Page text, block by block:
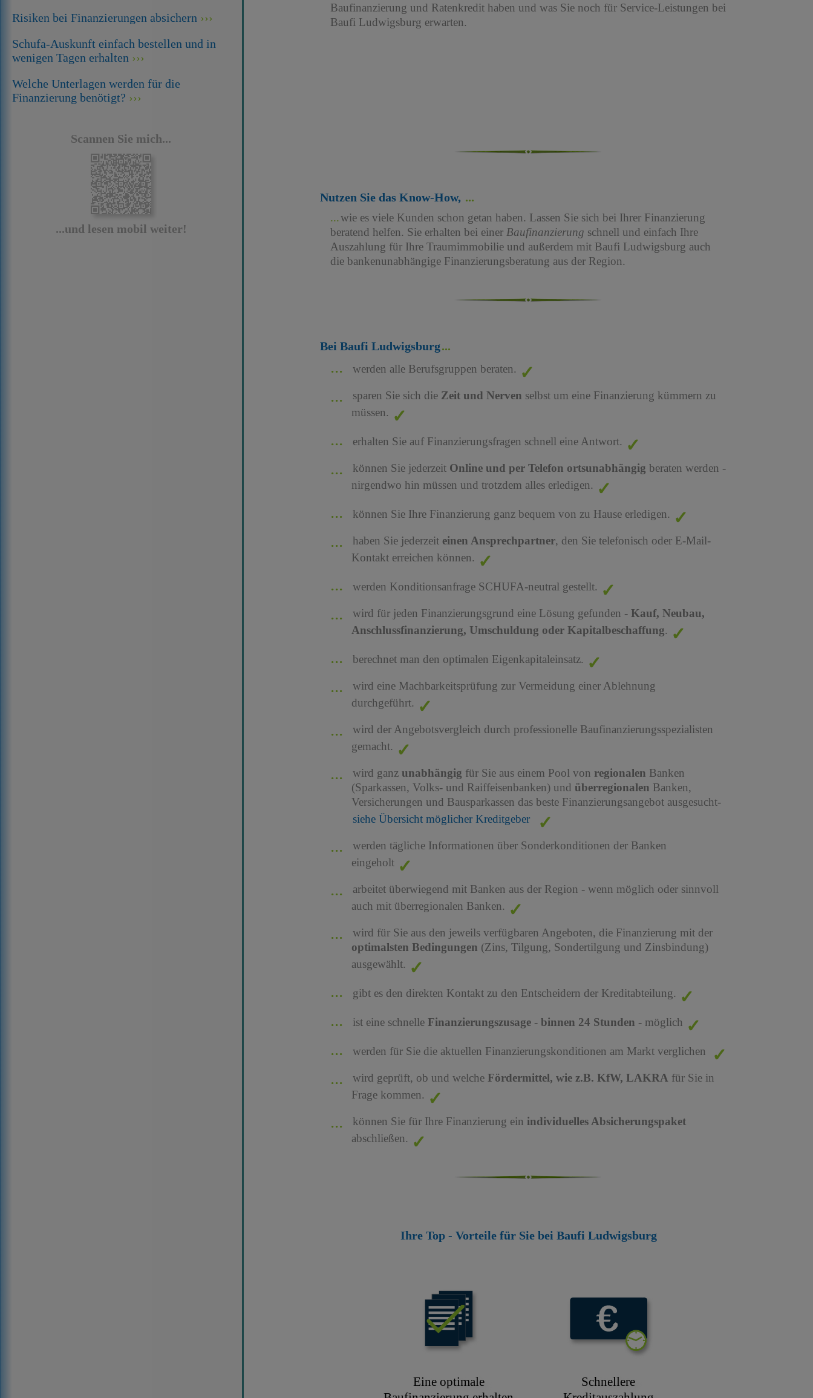
Risiken bei Finanzierungen absichern
Schufa-Auskunft einfach bestellen und in
wenigen Tagen erhalten
Welche Unterlagen werden für die
Finanzierung benötigt?
Scannen Sie mich...
...und lesen mobil weiter!
Baufinanzierung und Ratenkredit haben und was Sie noch für Service-Leistungen bei
Baufi Ludwigsburg erwarten.
Nutzen Sie das Know-How,
wie es viele Kunden schon getan haben. Lassen Sie sich bei Ihrer Finanzierung
beratend helfen. Sie erhalten bei einerBaufinanzierung schnell und einfach Ihre
Auszahlung für Ihre Traumimmobilie und außerdem mit Baufi Ludwigsburg auch
die bankenunabhängige Finanzierungsberatung aus der Region.
Bei Baufi Ludwigsburg
werden alle Berufsgruppen beraten.
sparen Sie sich die Zeit und Nerven selbst um eine Finanzierung kümmern zu
müssen.
erhalten Sie auf Finanzierungsfragen schnell eine Antwort.
können Sie jederzeit Online und per Telefon ortsunabhängig beraten werden -
nirgendwo hin müssen und trotzdem alles erledigen.
können Sie Ihre Finanzierung ganz bequem von zu Hause erledigen.
haben Sie jederzeit einen Ansprechpartner, den Sie telefonisch oder E-Mail-
Kontakt erreichen können.
werden Konditionsanfrage SCHUFA-neutral gestellt.
wird für jeden Finanzierungsgrund eine Lösung gefunden - Kauf, Neubau,
Anschlussfinanzierung, Umschuldung oder Kapitalbeschaffung.
berechnet man den optimalen Eigenkapitaleinsatz.
wird eine Machbarkeitsprüfung zur Vermeidung einer Ablehnung
durchgeführt.
wird der Angebotsvergleich durch professionelle Baufinanzierungsspezialisten
gemacht.
wird ganz unabhängig für Sie aus einem Pool von regionalen Banken
(Sparkassen, Volks- und Raiffeisenbanken) und überregionalen Banken,
Versicherungen und Bausparkassen das beste Finanzierungsangebot ausgesucht-
siehe Übersicht möglicher Kreditgeber
werden tägliche Informationen über Sonderkonditionen der Banken
eingeholt
arbeitet überwiegend mit Banken aus der Region - wenn möglich oder sinnvoll
auch mit überregionalen Banken.
wird für Sie aus den jeweils verfügbaren Angeboten, die Finanzierung mit der
optimalsten Bedingungen (Zins, Tilgung, Sondertilgung und Zinsbindung)
ausgewählt.
gibt es den direkten Kontakt zu den Entscheidern der Kreditabteilung.
ist eine schnelle Finanzierungszusage- binnen 24 Stunden - möglich
werden für Sie die aktuellen Finanzierungskonditionen am Markt verglichen
wird geprüft, ob und welche Fördermittel, wie z.B. KfW, LAKRA für Sie in
Frage kommen.
können Sie für Ihre Finanzierung ein individuelles Absicherungspaket
abschließen.
Ihre Top - Vorteile für Sie bei Baufi Ludwigsburg
Eine optimale
Schnellere